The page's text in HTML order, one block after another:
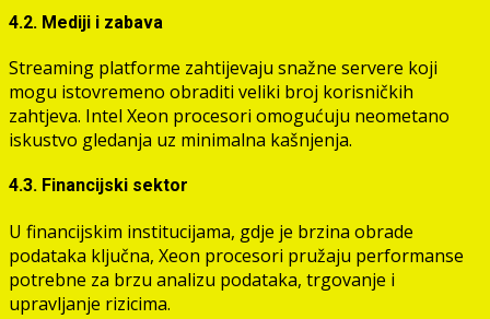
4.2. Mediji i zabava
Streaming platforme zahtijevaju snažne servere koji
mogu istovremeno obraditi veliki broj korisničkih
zahtjeva. Intel Xeon procesori omogućuju neometano
iskustvo gledanja uz minimalna kašnjenja.
4.3. Financijski sektor
U financijskim institucijama, gdje je brzina obrade
podataka ključna, Xeon procesori pružaju performanse
potrebne za brzu analizu podataka, trgovanje i
upravljanje rizicima.